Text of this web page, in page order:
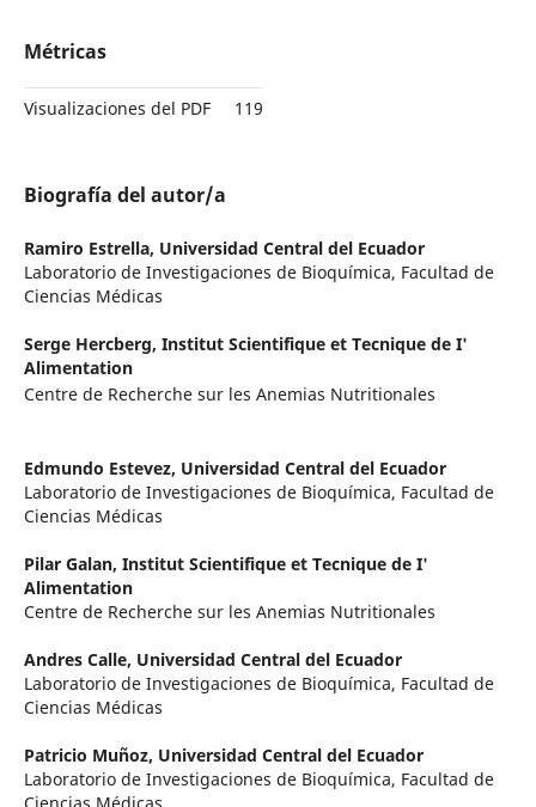
Métricas
Visualizaciones del PDF 119
Biografía del autor/a
Ramiro Estrella, Universidad Central del Ecuador
Laboratorio de Investigaciones de Bioquímica, Facultad de
Ciencias Médicas
Serge Hercberg, Institut Scientifique et Tecnique de I'
Alimentation
Centre de Recherche sur les Anemias Nutritionales
Edmundo Estevez, Universidad Central del Ecuador
Laboratorio de Investigaciones de Bioquímica, Facultad de
Ciencias Médicas
Pilar Galan, Institut Scientifique et Tecnique de I'
Alimentation
Centre de Recherche sur les Anemias Nutritionales
Andres Calle, Universidad Central del Ecuador
Laboratorio de Investigaciones de Bioquímica, Facultad de
Ciencias Médicas
Patricio Muñoz, Universidad Central del Ecuador
Laboratorio de Investigaciones de Bioquímica, Facultad de